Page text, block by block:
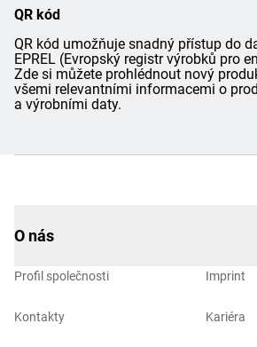
QR kód
QR kód umožňuje snadný přístup do
EPREL (Evropský registr výrobků pro
Zde si můžete prohlédnout nový
všemi relevantními informacemi o
a výrobními daty.
O nás
Profil společnosti
Kontakty
Imprint
Kariéra